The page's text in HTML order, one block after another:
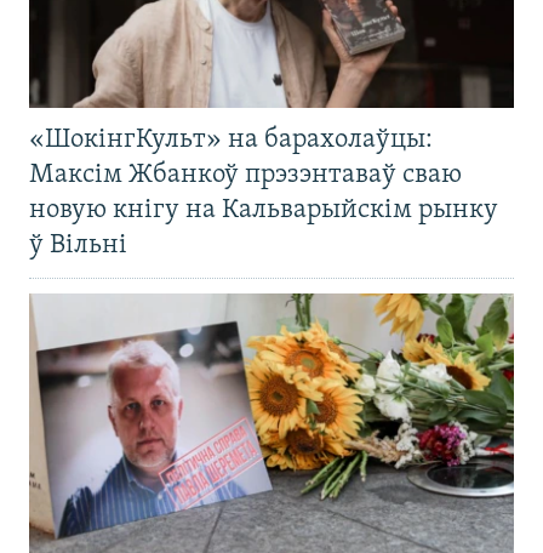
«ШокінгКульт» на барахолаўцы:
Максім Жбанкоў прэзэнтаваў сваю
новую кнігу на Кальварыйскім рынку
ў Вільні